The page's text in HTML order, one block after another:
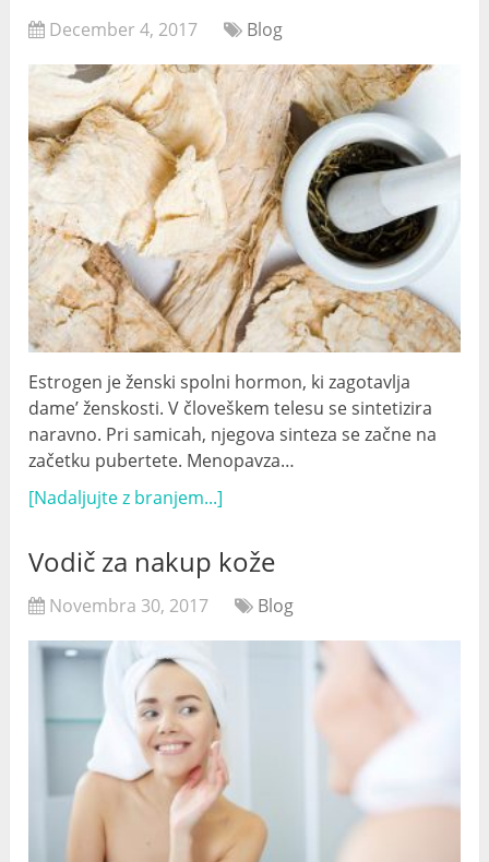
December 4, 2017 Blog
Estrogen je ženski spolni hormon, ki zagotavlja
dame’ ženskosti. V človeškem telesu se sintetizira
naravno. Pri samicah, njegova sinteza se začne na
začetku pubertete. Menopavza…
[Nadaljujte z branjem...]
Vodič za nakup kože
Novembra 30, 2017 Blog